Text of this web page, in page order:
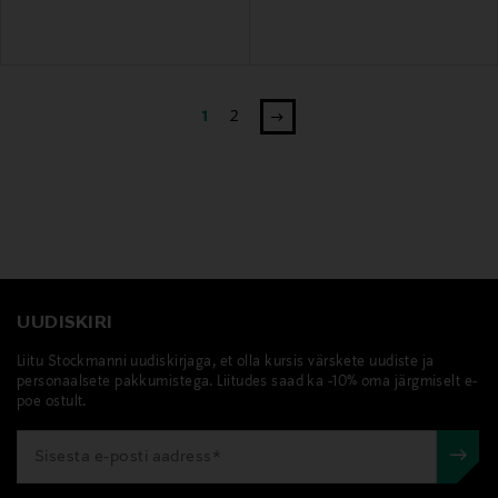
1 2
UUDISKIRI
Liitu Stockmanni uudiskirjaga, et olla kursis värskete uudiste ja
personaalsete pakkumistega. Liitudes saad ka -10% oma järgmiselt e-
poe ostult.